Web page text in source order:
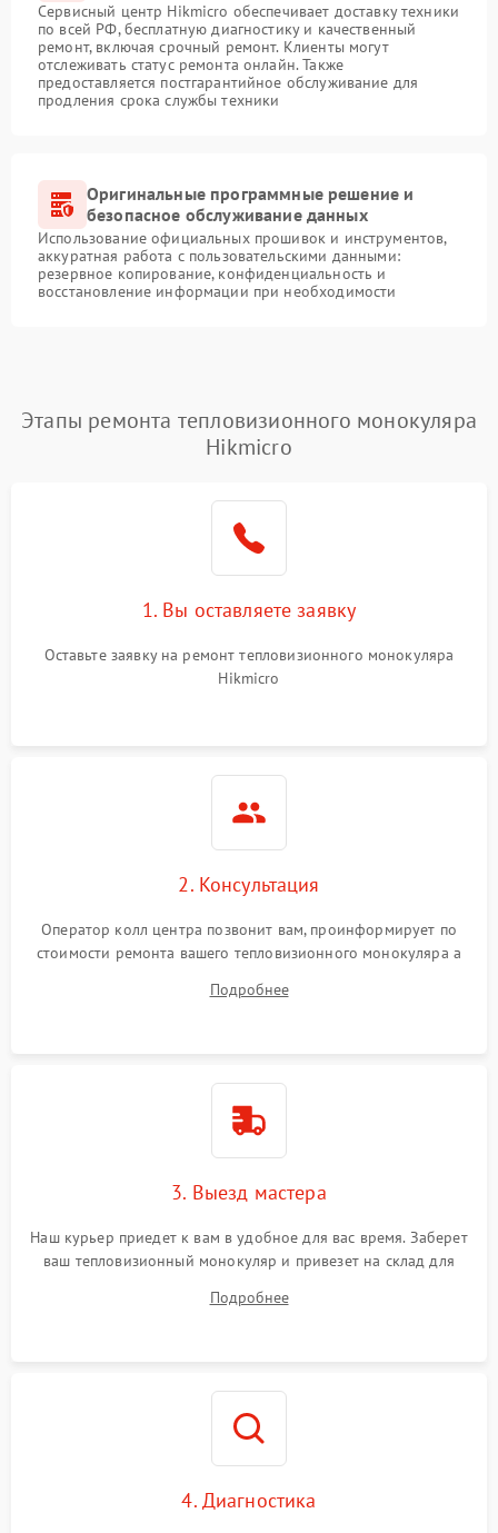
Сервисный центр Hikmicro обеспечивает доставку техники
по всей РФ, бесплатную диагностику и качественный
ремонт, включая срочный ремонт. Клиенты могут
отслеживать статус ремонта онлайн. Также
предоставляется постгарантийное обслуживание для
продления срока службы техники
Оригинальные программные решение и
безопасное обслуживание данных
Использование официальных прошивок и инструментов,
аккуратная работа с пользовательскими данными:
резервное копирование, конфиденциальность и
восстановление информации при необходимости
Этапы ремонта тепловизионного монокуляра
Hikmicro
1. Вы оставляете заявку
Оставьте заявку на ремонт тепловизионного монокуляра
Hikmicro
2. Консультация
Оператор колл центра позвонит вам, проинформирует по
стоимости ремонта вашего тепловизионного монокуляра а
Подробнее
3. Выезд мастера
Наш курьер приедет к вам в удобное для вас время. Заберет
ваш тепловизионный монокуляр и привезет на склад для
Подробнее
4. Диагностика